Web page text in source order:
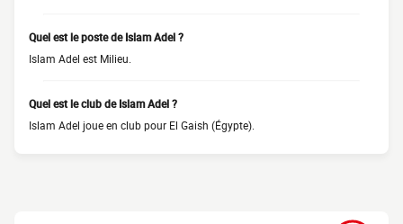
Quel est le poste de Islam Adel ?
Islam Adel est Milieu.
Quel est le club de Islam Adel ?
Islam Adel joue en club pour El Gaish (Égypte).